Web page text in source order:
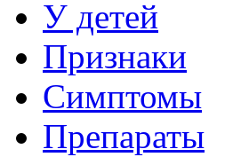
У детей
Признаки
Симптомы
Препараты